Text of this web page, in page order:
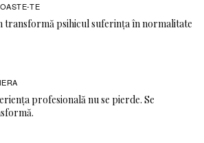
TE
transformă psihicul suferința în normalitate
profesională nu se pierde. Se